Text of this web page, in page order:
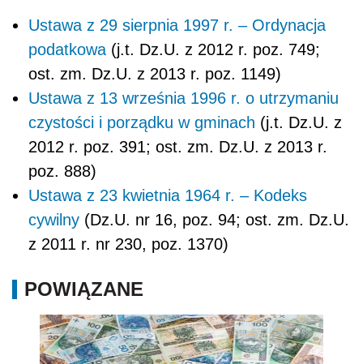
Ustawa z 29 sierpnia 1997 r. – Ordynacja
podatkowa (j.t. Dz.U. z 2012 r. poz. 749;
ost. zm. Dz.U. z 2013 r. poz. 1149)
Ustawa z 13 września 1996 r. o utrzymaniu
czystości i porządku w gminach (j.t. Dz.U. z
2012 r. poz. 391; ost. zm. Dz.U. z 2013 r.
poz. 888)
Ustawa z 23 kwietnia 1964 r. – Kodeks
cywilny (Dz.U. nr 16, poz. 94; ost. zm. Dz.U.
z 2011 r. nr 230, poz. 1370)
POWIĄZANE